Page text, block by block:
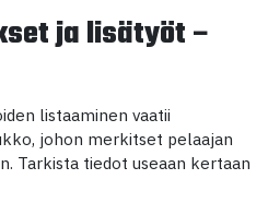
ja lisätyöt –
listaaminen vaatii
johon merkitset pelaajan
Tarkista tiedot useaan kertaan